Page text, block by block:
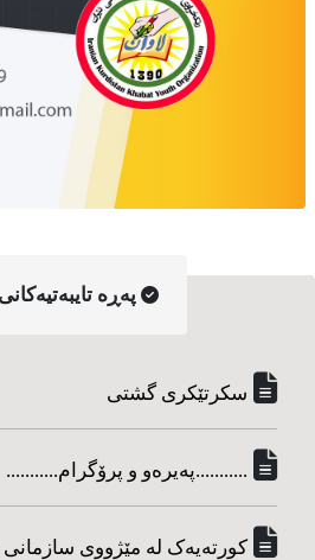
په‌ڕه‌
سکرتێکری گشتی
...........په‌یره‌و و پرۆگرام...........
کورته‌یه‌ک له مێژووی